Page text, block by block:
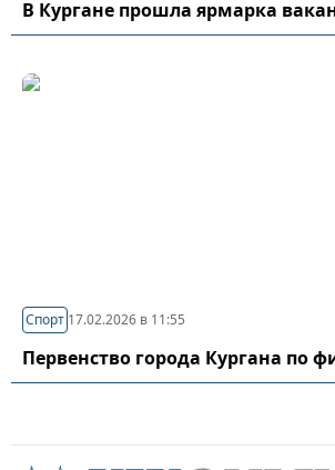
В Кургане прошла ярмарка
Спорт 17.02.2026 в 11:55
Первенство города Кургана по